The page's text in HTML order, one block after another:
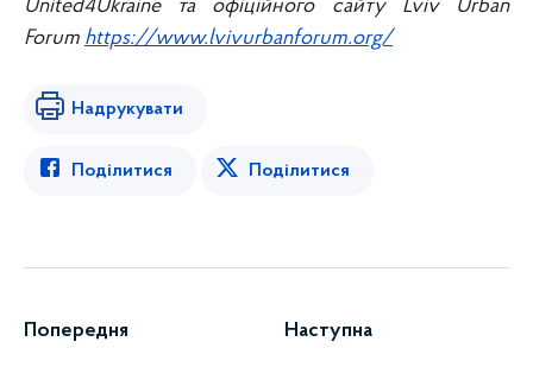
United4Ukraine та офіційного сайту Lviv Urban
Forum https://www.lvivurbanforum.org/
Надрукувати
Поділитися Поділитися
Попередня Наступна